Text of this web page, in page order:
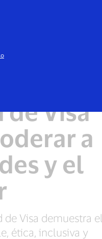
Visa
a
y el
Visa demuestra el
ética, inclusiva y